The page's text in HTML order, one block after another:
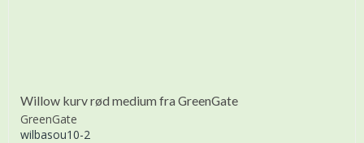
Willow kurv rød medium fra GreenGate
GreenGate
wilbasou10-2